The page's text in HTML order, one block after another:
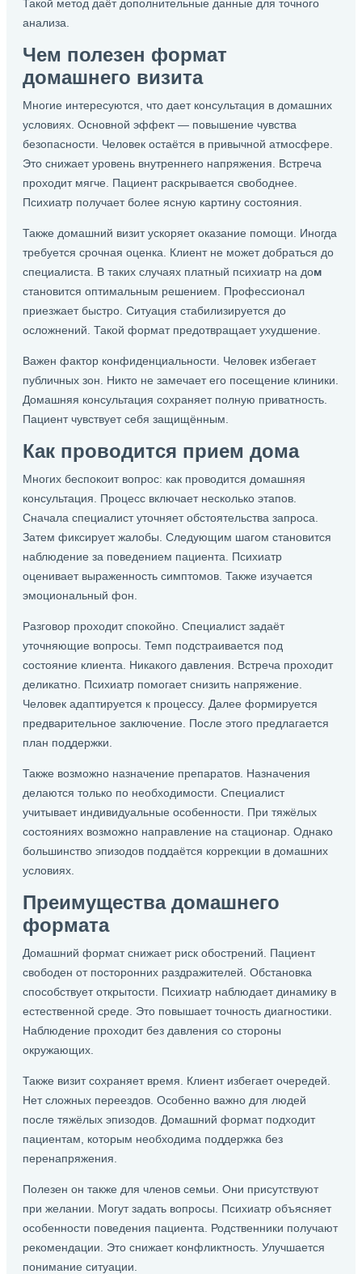
Такой метод даёт дополнительные данные для точного
анализа.
Чем полезен формат
домашнего визита
Многие интересуются, что дает консультация в домашних
условиях. Основной эффект — повышение чувства
безопасности. Человек остаётся в привычной атмосфере.
Это снижает уровень внутреннего напряжения. Встреча
проходит мягче. Пациент раскрывается свободнее.
Психиатр получает более ясную картину состояния.
Также домашний визит ускоряет оказание помощи. Иногда
требуется срочная оценка. Клиент не может добраться до
специалиста. В таких случаях платный психиатр на дом
становится оптимальным решением. Профессионал
приезжает быстро. Ситуация стабилизируется до
осложнений. Такой формат предотвращает ухудшение.
Важен фактор конфиденциальности. Человек избегает
публичных зон. Никто не замечает его посещение клиники.
Домашняя консультация сохраняет полную приватность.
Пациент чувствует себя защищённым.
Как проводится прием дома
Многих беспокоит вопрос: как проводится домашняя
консультация. Процесс включает несколько этапов.
Сначала специалист уточняет обстоятельства запроса.
Затем фиксирует жалобы. Следующим шагом становится
наблюдение за поведением пациента. Психиатр
оценивает выраженность симптомов. Также изучается
эмоциональный фон.
Разговор проходит спокойно. Специалист задаёт
уточняющие вопросы. Темп подстраивается под
состояние клиента. Никакого давления. Встреча проходит
деликатно. Психиатр помогает снизить напряжение.
Человек адаптируется к процессу. Далее формируется
предварительное заключение. После этого предлагается
план поддержки.
Также возможно назначение препаратов. Назначения
делаются только по необходимости. Специалист
учитывает индивидуальные особенности. При тяжёлых
состояниях возможно направление на стационар. Однако
большинство эпизодов поддаётся коррекции в домашних
условиях.
Преимущества домашнего
формата
Домашний формат снижает риск обострений. Пациент
свободен от посторонних раздражителей. Обстановка
способствует открытости. Психиатр наблюдает динамику в
естественной среде. Это повышает точность диагностики.
Наблюдение проходит без давления со стороны
окружающих.
Также визит сохраняет время. Клиент избегает очередей.
Нет сложных переездов. Особенно важно для людей
после тяжёлых эпизодов. Домашний формат подходит
пациентам, которым необходима поддержка без
перенапряжения.
Полезен он также для членов семьи. Они присутствуют
при желании. Могут задать вопросы. Психиатр объясняет
особенности поведения пациента. Родственники получают
рекомендации. Это снижает конфликтность. Улучшается
понимание ситуации.